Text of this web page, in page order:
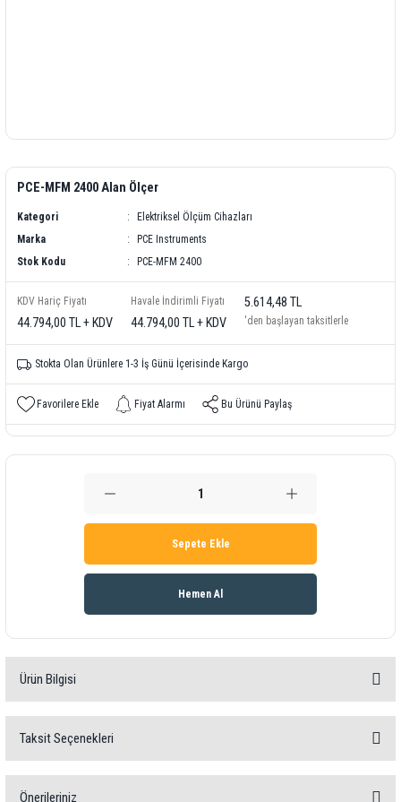
PCE-MFM 2400 Alan Ölçer
Kategori
Elektriksel Ölçüm Cihazları
Marka
PCE Instruments
Stok Kodu
PCE-MFM 2400
KDV Hariç Fiyatı
44.794,00 TL + KDV
Havale İndirimli Fiyatı
44.794,00 TL + KDV
5.614,48 TL
'den başlayan taksitlerle
Stokta Olan Ürünlere 1-3 İş Günü İçerisinde Kargo
Fiyat Alarmı Bu Ürünü Paylaş
Sepete Ekle
Hemen Al
Ürün Bilgisi
Alan Ölçer PCE-MFM 2400
aydınlatmalı / Tesla ve Gauss ölçümü / Statik manyetik
Taksit Seçenekleri
Önerileriniz